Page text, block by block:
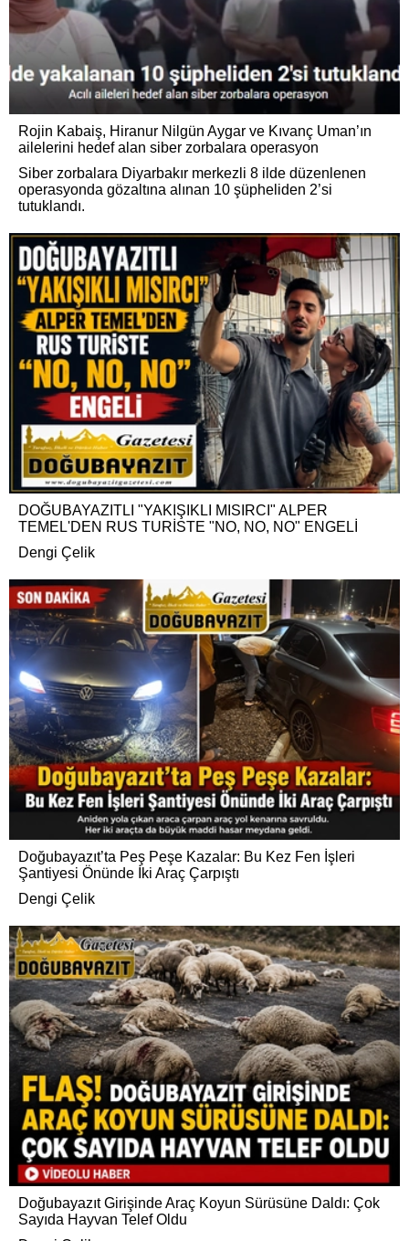
Rojin Kabaiş, Hiranur Nilgün Aygar ve Kıvanç Uman’ın
ailelerini hedef alan siber zorbalara operasyon
Siber zorbalara Diyarbakır merkezli 8 ilde düzenlenen
operasyonda gözaltına alınan 10 şüpheliden 2’si
tutuklandı.
DOĞUBAYAZITLI "YAKIŞIKLI MISIRCI" ALPER
TEMEL'DEN RUS TURİSTE "NO, NO, NO" ENGELİ
Dengi Çelik
Doğubayazıt’ta Peş Peşe Kazalar: Bu Kez Fen İşleri
Şantiyesi Önünde İki Araç Çarpıştı
Dengi Çelik
Doğubayazıt Girişinde Araç Koyun Sürüsüne Daldı: Çok
Sayıda Hayvan Telef Oldu